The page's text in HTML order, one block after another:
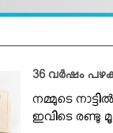
36 വര്‍ഷം
നമ്മുടെ
ഇവിടെ രണ്ടു